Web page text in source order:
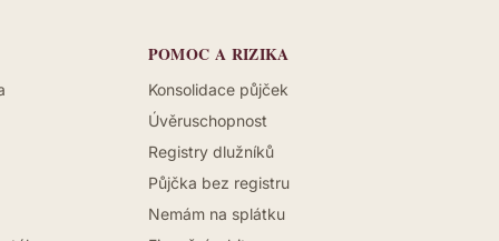
POMOC A RIZIKA
Konsolidace půjček
Úvěruschopnost
Registry dlužníků
Půjčka bez registru
Nemám na splátku